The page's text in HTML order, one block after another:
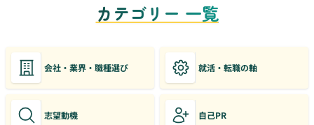
カテゴリー 一覧
会社・業界・職種選び 就活・転職の軸
志望動機 自己PR